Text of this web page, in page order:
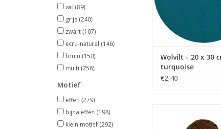
wit (89)
grijs (240)
zwart (107)
ecru-naturel (146)
bruin (150)
multi (256)
Motief
effen (279)
bijna effen (198)
klein motief (292)
Wolvilt - 20 x 30
turquoise
€2,40
385